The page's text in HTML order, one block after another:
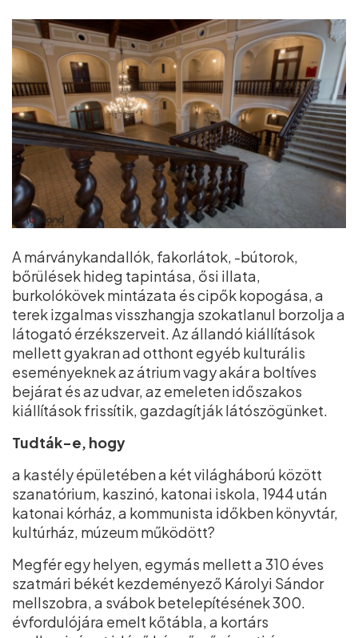
A márványkandallók, fakorlátok, -bútorok,
bőrülések hideg tapintása, ősi illata,
burkolókövek mintázata és cipők kopogása, a
terek izgalmas visszhangja szokatlanul borzolja a
látogató érzékszerveit. Az állandó kiállítások
mellett gyakran ad otthont egyéb kulturális
eseményeknek az átrium vagy akár a boltíves
bejárat és az udvar, az emeleten időszakos
kiállítások frissítik, gazdagítják látószögünket.
Tudták-e, hogy
a kastély épületében a két világháború között
szanatórium, kaszinó, katonai iskola, 1944 után
katonai kórház, a kommunista időkben könyvtár,
kultúrház, múzeum működött?
Megfér egy helyen, egymás mellett a 310 éves
szatmári békét kezdeményező Károlyi Sándor
mellszobra, a svábok betelepítésének 300.
évfordulójára emelt kőtábla, a kortárs